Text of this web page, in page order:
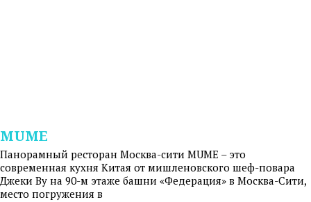
MUME
Панорамный ресторан Москва-сити MUME – это
современная кухня Китая от мишленовского шеф-повара
Джеки Ву на 90-м этаже башни «Федерация» в Москва-Сити,
место погружения в